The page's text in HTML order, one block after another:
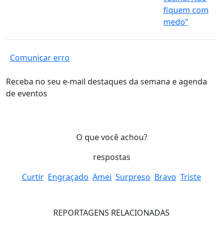
fiquem com
medo”
Comunicar erro
Receba no seu e-mail destaques da semana e agenda
de eventos
O que você achou?
respostas
Curtir Engraçado Amei Surpreso Bravo Triste
REPORTAGENS RELACIONADAS